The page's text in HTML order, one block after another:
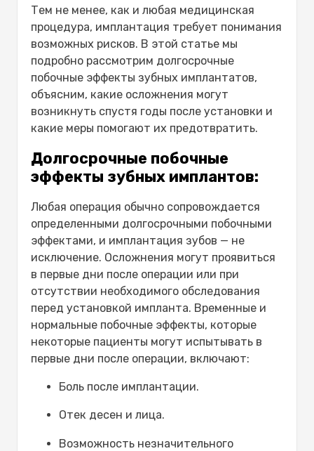
установки зубных имплантов?
Какие серьёзные осложнения
могут возникнуть после операции
по установке имплантов?
Кто является подходящим
кандидатом для установки
зубных имплантов?
Как ухаживать за зубными
Тем не менее, как и любая медицинская
процедура, имплантация требует понимания
возможных рисков. В этой статье мы
подробно рассмотрим долгосрочные
побочные эффекты зубных имплантатов,
объясним, какие осложнения могут
возникнуть спустя годы после установки и
какие меры помогают их предотвратить.
Долгосрочные побочные
эффекты зубных имплантов:
Любая операция обычно сопровождается
определенными долгосрочными побочными
эффектами, и имплантация зубов — не
исключение. Осложнения могут проявиться
в первые дни после операции или при
отсутствии необходимого обследования
перед установкой импланта. Временные и
нормальные побочные эффекты, которые
некоторые пациенты могут испытывать в
первые дни после операции, включают:
Боль после имплантации.
Отек десен и лица.
Возможность незначительного